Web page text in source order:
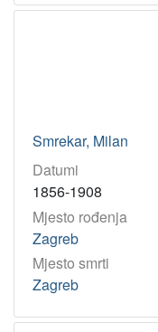
Smrekar, Milan
Datumi
1856-1908
Mjesto rođenja
Zagreb
Mjesto smrti
Zagreb